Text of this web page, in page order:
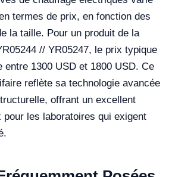
termes de prix, en fonction des
la taille. Pour un produit de la
// YR05247, le prix typique
entre 1300 USD et 1800 USD. Ce
reflète sa technologie avancée
offrant un excellent
pour les laboratoires qui exigent